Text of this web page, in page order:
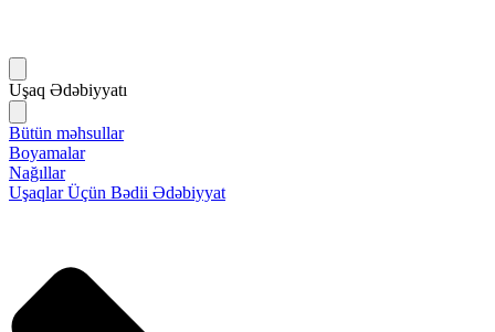
Uşaq Ədəbiyyatı
Bütün məhsullar
Boyamalar
Nağıllar
Uşaqlar Üçün Bədii Ədəbiyyat